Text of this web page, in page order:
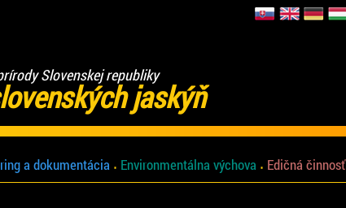
Slovenskej republiky
jaskýň
a dokumentácia Environmentálna výchova Edičná činnosť